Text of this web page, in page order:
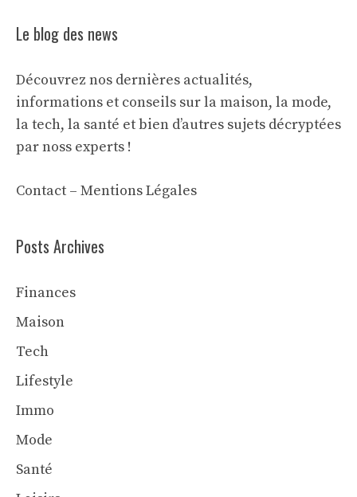
Le blog des news
Découvrez nos dernières actualités,
informations et conseils sur la maison, la mode,
la tech, la santé et bien d’autres sujets décryptées
par noss experts !
Contact – Mentions Légales
Posts Archives
Finances
Maison
Tech
Lifestyle
Immo
Mode
Santé